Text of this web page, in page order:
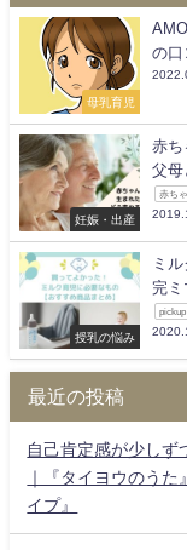
母乳育児
の口
妊娠・出産
赤ち
父母
赤ちゃ
授乳の悩み
ミ
完ミ
pickup
最近の投稿
自己肯定感が少しず
｜『タイヨウのう
イプ』